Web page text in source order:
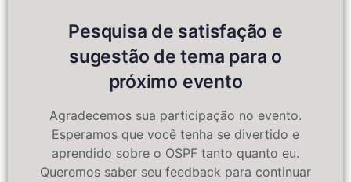
Pesquisa de satisfação e
sugestão de tema para o
próximo evento
Agradecemos sua participação no evento.
Esperamos que você tenha se divertido e
aprendido sobre o OSPF tanto quanto eu.
Queremos saber seu feedback para continuar